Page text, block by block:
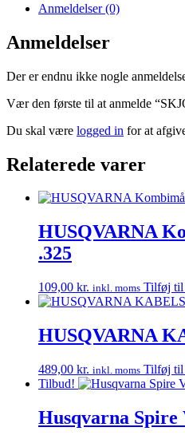
Anmeldelser (0)
Anmeldelser
Der er endnu ikke nogle
Vær den første til at anmelde
Du skal være logged in for at
Relaterede varer
HUSQVARNA
.325
109,00 kr. inkl. moms Tilføj
HUSQVARNA
489,00 kr. inkl. moms Tilføj
Tilbud!
Husqvarna